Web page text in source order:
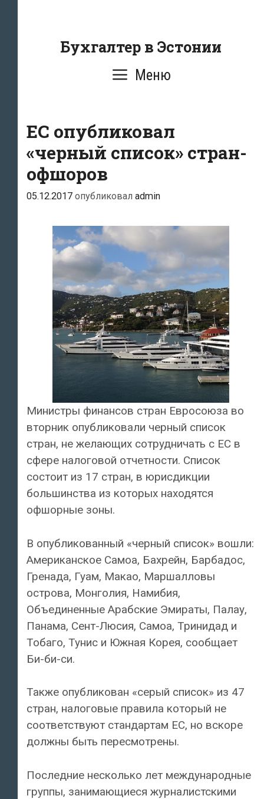
содержаниюБухгалтер в Эстонии
Меню
ЕС опубликовал
«черный список» стран-
офшоров
05.12.2017 опубликовал admin
Министры финансов стран Евросоюза во
вторник опубликовали черный список
стран, не желающих сотрудничать с ЕС в
сфере налоговой отчетности. Список
состоит из 17 стран, в юрисдикции
большинства из которых находятся
офшорные зоны.
В опубликованный «черный список» вошли:
Американское Самоа, Бахрейн, Барбадос,
Гренада, Гуам, Макао, Маршалловы
острова, Монголия, Намибия,
Объединенные Арабские Эмираты, Палау,
Панама, Сент-Люсия, Самоа, Тринидад и
Тобаго, Тунис и Южная Корея, сообщает
Би-би-си.
Также опубликован «серый список» из 47
стран, налоговые правила который не
соответствуют стандартам ЕС, но вскоре
должны быть пересмотрены.
Последние несколько лет международные
группы, занимающиеся журналистскими